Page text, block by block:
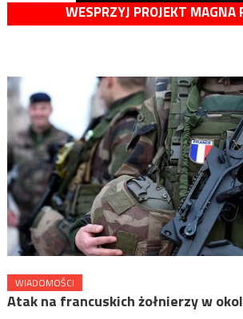
WESPRZYJ PROJEKT MAGNA
WIADOMOŚCI
Atak na francuskich żołnierzy w